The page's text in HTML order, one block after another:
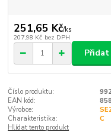
251,65 Kč/ks
207,98 Kč bez DPH
Číslo produktu:
EAN kód:
Výrobce:
Charakteristika:
C
Hlídat tento produkt